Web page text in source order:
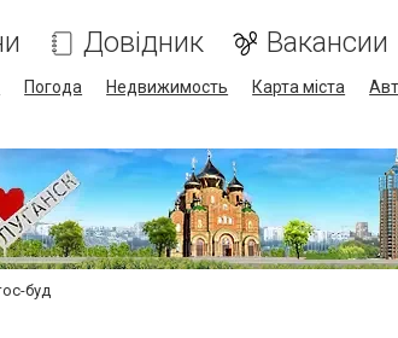
Довідник Вакансии
Погода Недвижимость Карта міста
буд